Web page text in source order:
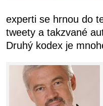
experti se hrnou do
tweety a takzvané
Druhý kodex je